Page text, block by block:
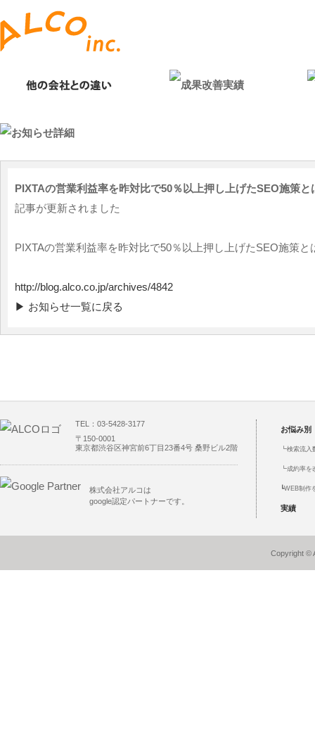
PIXTAの営業利益率を昨対比で50％以上押し上げたSEO施策と
記事が更新されました
PIXTAの営業利益率を昨対比で50％以上押し上げたSEO施策と
http://blog.alco.co.jp/archives/4842
▶ お知らせ一覧に戻る
TEL：03-5428-3177
〒150-0001
東京都渋谷区神宮前6丁目23番4号 桑野ビル2階
株式会社アルコは
google認定パートナーです。
お悩み別
┗検索流入
┗成約率を
┗WEB制作
実績
Copyright ©